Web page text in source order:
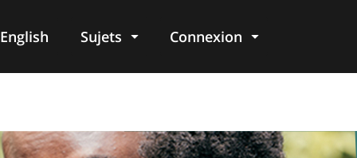
English Sujets Connexion